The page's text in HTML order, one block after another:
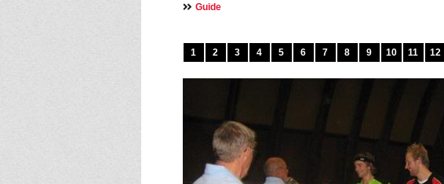
Guide
1 2 3 4 5 6 7 8 9 10 11 12